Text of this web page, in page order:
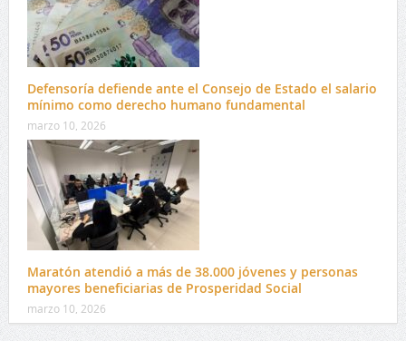
Defensoría defiende ante el Consejo de Estado el salario
mínimo como derecho humano fundamental
marzo 10, 2026
Maratón atendió a más de 38.000 jóvenes y personas
mayores beneficiarias de Prosperidad Social
marzo 10, 2026